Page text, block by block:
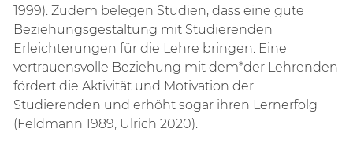
1999). Zudem belegen Studien, dass eine gute
Beziehungsgestaltung mit Studierenden
Erleichterungen für die Lehre bringen. Eine
vertrauensvolle Beziehung mit dem*der Lehrenden
fördert die Aktivität und Motivation der
Studierenden und erhöht sogar ihren Lernerfolg
(Feldmann 1989, Ulrich 2020).